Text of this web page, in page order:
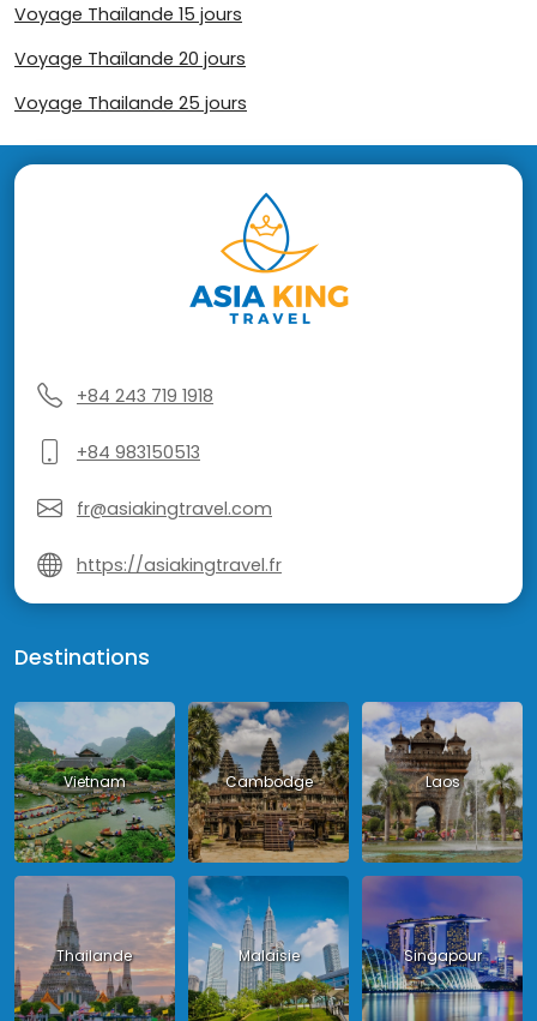
Voyage Thaïlande 15 jours
Voyage Thaïlande 20 jours
Voyage Thailande 25 jours
+84 243 719 1918
+84 983150513
fr@asiakingtravel.com
https://asiakingtravel.fr
Destinations
Vietnam Cambodge Laos
Thailande Malaisie Singapour